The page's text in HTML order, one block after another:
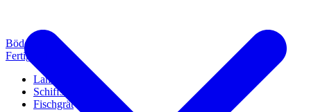
Böden
Fertigparkett
Landhausdiele
Schiffsboden
Fischgrät